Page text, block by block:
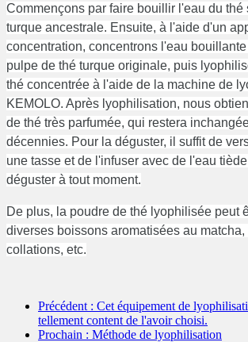
Commençons par faire bouillir l'eau du thé
turque ancestrale. Ensuite, à l'aide d'un
concentration, concentrons l'eau
pulpe de thé turque originale, puis
thé concentrée à l'aide de la machine de
KEMOLO. Après lyophilisation, nous
de thé très parfumée, qui restera
décennies. Pour la déguster, il suffit de
une tasse et de l'infuser avec de l'eau
déguster à tout moment.
De plus, la poudre de thé lyophilisée peut
diverses boissons aromatisées au
collations, etc.
Précédent : Cet équipement de
tellement content de l'avoir choisi.
Prochain : Méthode de lyophilisation